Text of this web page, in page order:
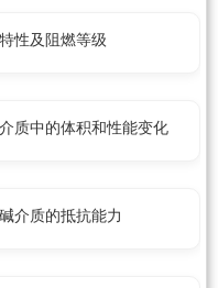
性及阻燃等级
质中的体积和性能变化
介质的抵抗能力